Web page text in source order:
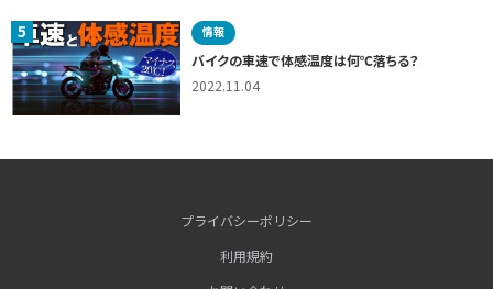
5 情報
バイクの車速で体感温度は何℃落ちる？
2022.11.04
プライバシーポリシー
利用規約